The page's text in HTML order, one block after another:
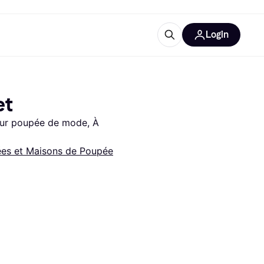
Login
poupée de mode, À
et Maisons de Poupée